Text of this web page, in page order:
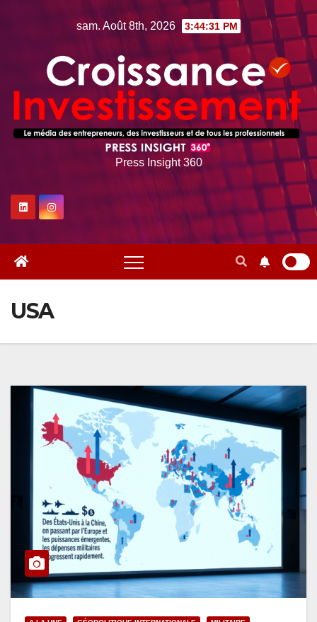
sam. Août 8th, 2026 3:44:33 PM
Press Insight 360
USA